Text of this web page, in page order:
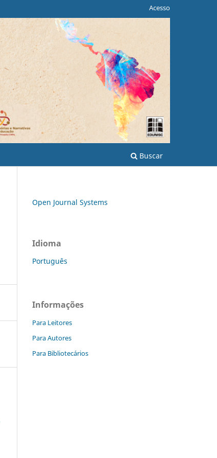
Buscar
Acesso
Open Journal Systems
Idioma
Português
Informações
Para Leitores
Para Autores
Para Bibliotecários